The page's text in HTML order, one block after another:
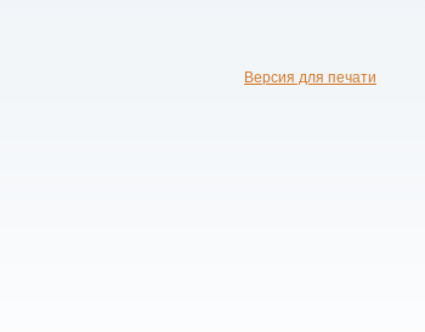
Версия для печати